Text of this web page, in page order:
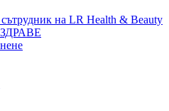
на LR Health & Beauty
ЗДРАВЕ